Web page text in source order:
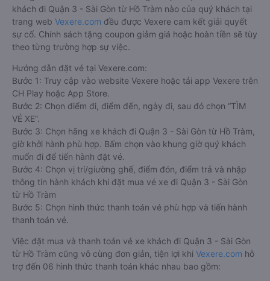
khách đi Quận 3 - Sài Gòn từ Hồ Tràm nào của quý khách tại
trang web Vexere.com đều được Vexere cam kết giải quyết
sự cố. Chính sách tặng coupon giảm giá hoặc hoàn tiền sẽ tùy
theo từng trường hợp sự việc.
Hướng dẫn đặt vé tại Vexere.com:
Bước 1: Truy cập vào website Vexere hoặc tải app Vexere trên
CH Play hoặc App Store.
Bước 2: Chọn điểm đi, điểm đến, ngày đi, sau đó chọn “TÌM
VÉ XE”.
Bước 3: Chọn hãng xe khách đi Quận 3 - Sài Gòn từ Hồ Tràm,
giờ khởi hành phù hợp. Bấm chọn vào khung giờ quý khách
muốn đi để tiến hành đặt vé.
Bước 4: Chọn vị trí/giường ghế, điểm đón, điểm trả và nhập
thông tin hành khách khi đặt mua vé xe đi Quận 3 - Sài Gòn
từ Hồ Tràm
Bước 5: Chọn hình thức thanh toán vé phù hợp và tiến hành
thanh toán vé.
Việc đặt mua và thanh toán vé xe khách đi Quận 3 - Sài Gòn
từ Hồ Tràm cũng vô cùng đơn giản, tiện lợi khi Vexere.com hỗ
trợ đến 06 hình thức thanh toán khác nhau bao gồm: